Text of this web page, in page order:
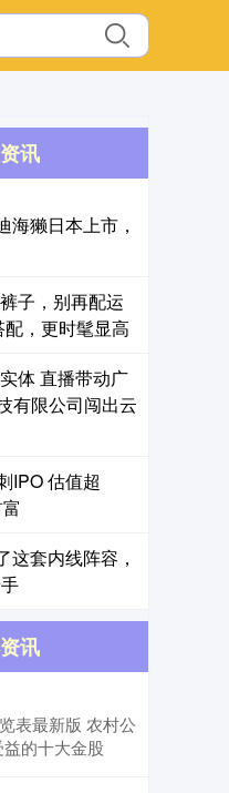
讯
海獭日本上市，
子，别再配运
，更时髦显高
体 直播带动广
限公司闯出云
IPO 估值超
这套内线阵容，
讯
表最新版 农村公
的十大金股